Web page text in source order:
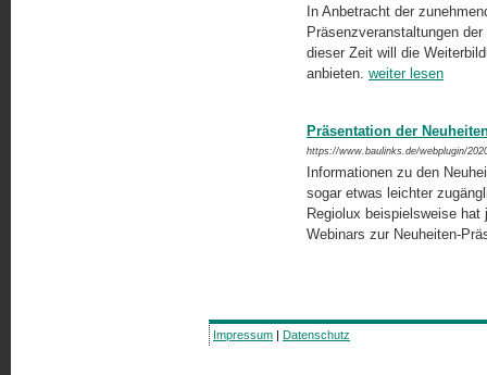
In Anbetracht der
Präsenzveranstaltungen
dieser Zeit will die
anbieten. weiter lesen
Präsentation der
https://www.baulinks.de/webplugin/
Informationen zu den
sogar etwas leichter
Regiolux beispielsweise
Webinars zur Neuheiten-
Impressum | Datenschutz